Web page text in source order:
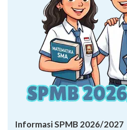
Informasi SPMB 2026/2027